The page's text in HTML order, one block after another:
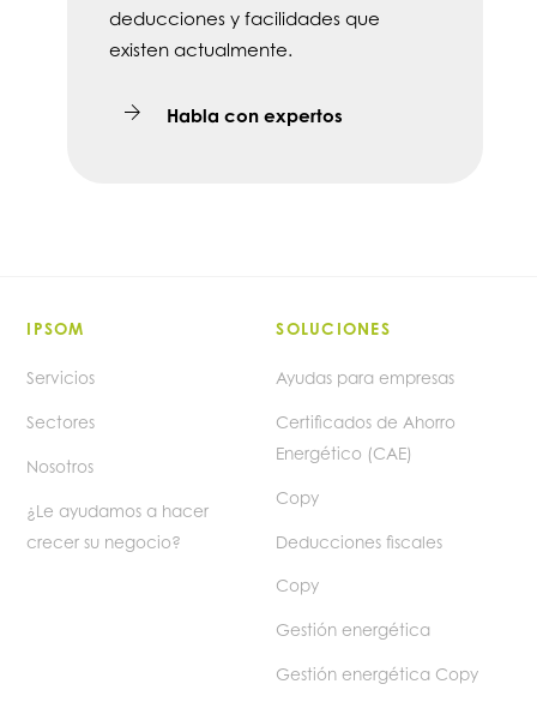
deducciones y facilidades que
existen actualmente.
Habla con expertos
IPSOM
Servicios
Sectores
Nosotros
¿Le ayudamos a hacer
crecer su negocio?
SOLUCIONES
Ayudas para empresas
Certificados de Ahorro
Energético (CAE)
Copy
Deducciones fiscales
Copy
Gestión energética
Gestión energética Copy